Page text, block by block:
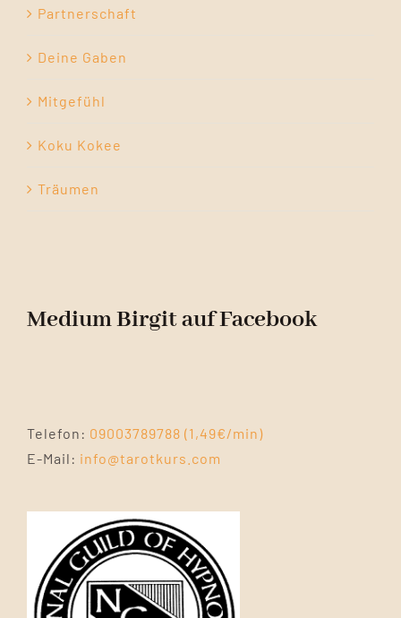
Partnerschaft
Deine Gaben
Mitgefühl
Koku Kokee
Träumen
Medium Birgit auf Facebook
Telefon: 09003789788 (1,49€/min)
E-Mail: info@tarotkurs.com